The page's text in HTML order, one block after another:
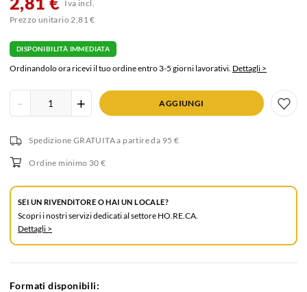
Iva incl.
Prezzo unitario 2,81 €
DISPONIBILITÀ IMMEDIATA
Ordinandolo ora ricevi il tuo ordine entro 3-5 giorni lavorativi. Dettagli >
Inserisci
quantità
prodotto
- + AGGIUNGI
Spedizione GRATUITAa partire da 95 €
Ordine minimo 30 €
SEI UN RIVENDITORE O HAI UN LOCALE?
Scopri i nostri servizi dedicati al settore HO.RE.CA.
Dettagli >
Formati disponibili: